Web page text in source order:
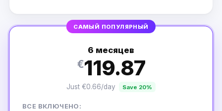
САМЫЙ ПОПУЛЯРНЫЙ
6 месяцев
€119.87
Just €0.66/day Save 20%
ВСЕ ВКЛЮЧЕНО: